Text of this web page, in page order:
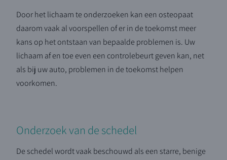
Door het lichaam te onderzoeken kan een osteopaat
daarom vaak al voorspellen of er in de toekomst meer
kans op het ontstaan van bepaalde problemen is. Uw
lichaam af en toe even een controlebeurt geven kan, net
als bij uw auto, problemen in de toekomst helpen
voorkomen.
Onderzoek van de schedel
De schedel wordt vaak beschouwd als een starre, benige